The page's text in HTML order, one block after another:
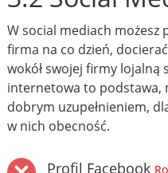
W social mediach możesz
firma na co dzień,
wokół swojej firmy lojalną
internetowa to podstawa,
dobrym uzupełnieniem,
w nich obecność.
Profil Facebook